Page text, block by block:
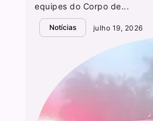
equipes do Corpo de...
Notícias julho 19, 2026